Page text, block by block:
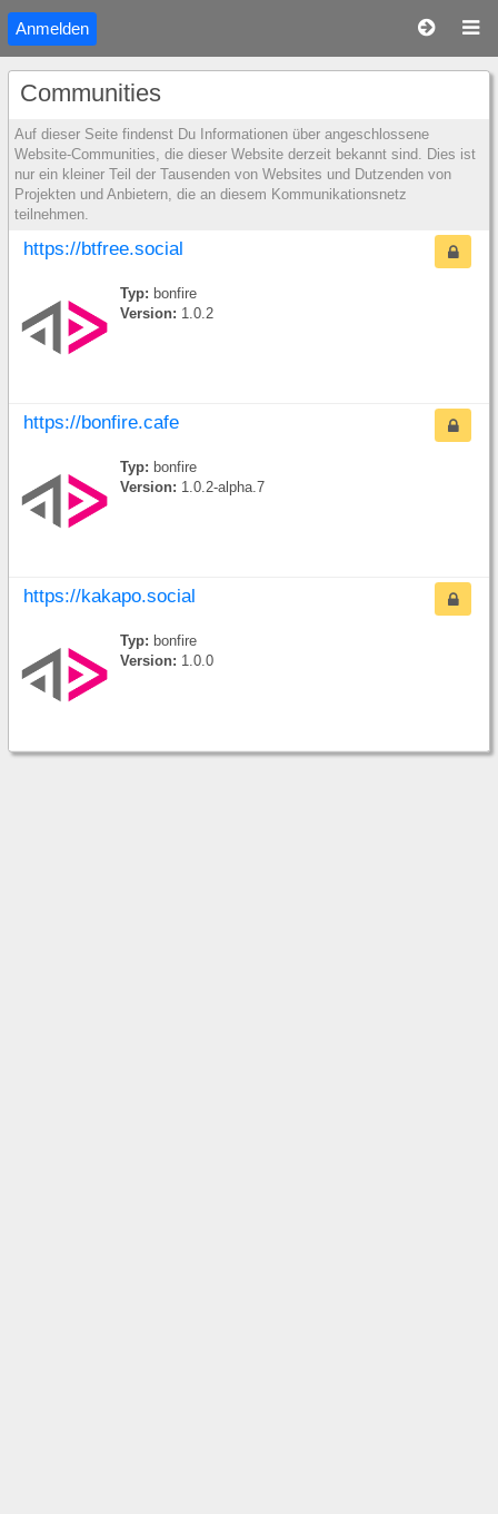
Anmelden
Communities
Auf dieser Seite findenst Du Informationen über angeschlossene
Website-Communities, die dieser Website derzeit bekannt sind. Dies ist
nur ein kleiner Teil der Tausenden von Websites und Dutzenden von
Projekten und Anbietern, die an diesem Kommunikationsnetz
teilnehmen.
https://btfree.social
Typ: bonfire
Version: 1.0.2
https://bonfire.cafe
Typ: bonfire
Version: 1.0.2-alpha.7
https://kakapo.social
Typ: bonfire
Version: 1.0.0